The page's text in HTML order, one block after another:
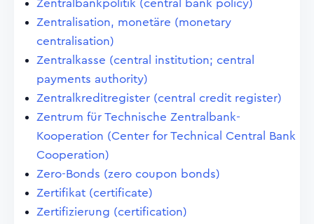
Zentralbankpolitik (central bank policy)
Zentralisation, monetäre (monetary
centralisation)
Zentralkasse (central institution; central
payments authority)
Zentralkreditregister (central credit register)
Zentrum für Technische Zentralbank-
Kooperation (Center for Technical Central Bank
Cooperation)
Zero-Bonds (zero coupon bonds)
Zertifikat (certificate)
Zertifizierung (certification)